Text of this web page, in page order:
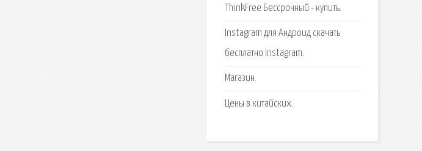
ThinkFree Бессрочный - купить.
Instagram для Андроид скачать
бесплатно Instagram.
Магазин.
Цены в китайских.